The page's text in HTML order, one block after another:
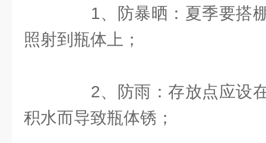
1、防暴晒：夏季要搭棚
照射到瓶体上；
2、防雨：存放点应设在
积水而导致瓶体锈；